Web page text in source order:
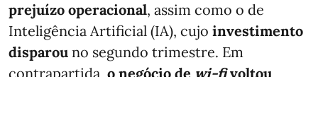
prejuízo operacional, assim como o de
Inteligência Artificial (IA), cujo investimento
disparou no segundo trimestre. Em
contrapartida, o negócio de wi-fivoltou